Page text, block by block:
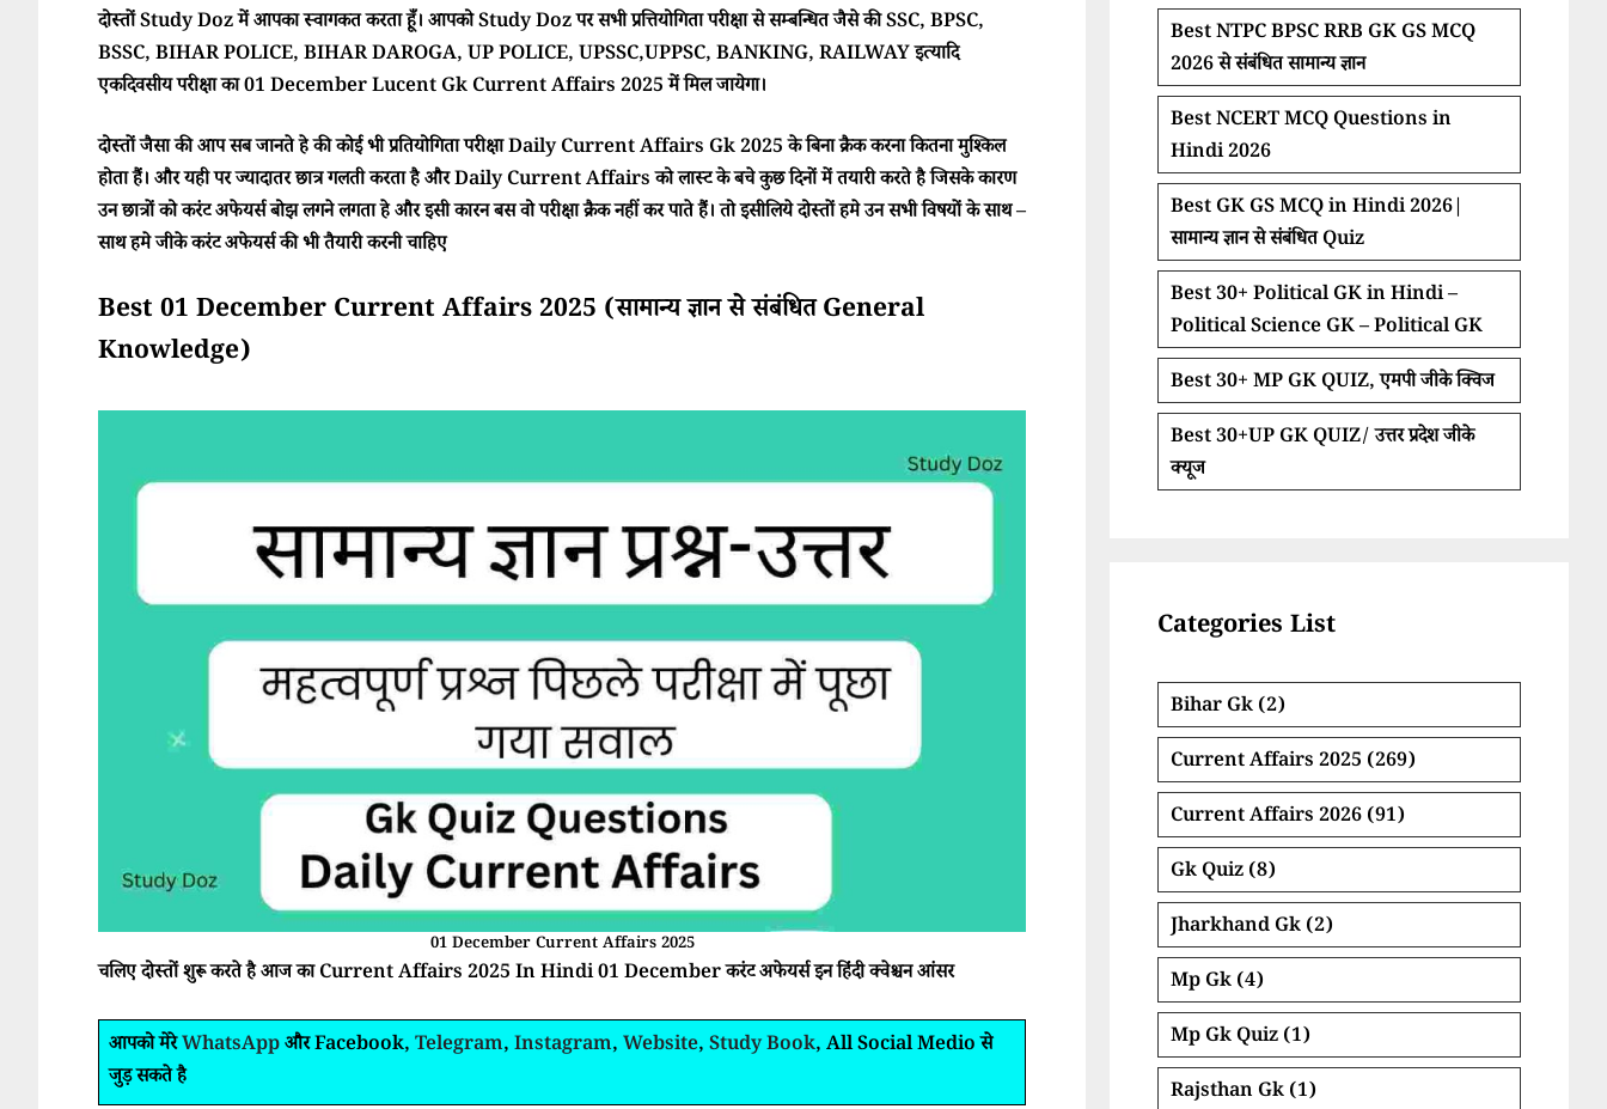
दोस्तों Study Doz में आपका स्वागकत करता हूँ। आपको Study Doz पर सभी प्रत्तियोगिता परीक्षा से सम्बन्धित जैसे की SSC, BPSC,
BSSC, BIHAR POLICE, BIHAR DAROGA, UP POLICE, UPSSC,UPPSC, BANKING, RAILWAY इत्यादि
एकदिवसीय परीक्षा का 01 December Lucent Gk Current Affairs 2025 में मिल जायेगा।
दोस्तों जैसा की आप सब जानते हे की कोई भी प्रतियोगिता परीक्षा Daily Current Affairs Gk 2025 के बिना क्रैक करना कितना मुश्किल
होता हैं। और यही पर ज्यादातर छात्र गलती करता है और Daily Current Affairs को लास्ट के बचे कुछ दिनों में तयारी करते है जिसके कारण
उन छात्रों को करंट अफेयर्स बोझ लगने लगता हे और इसी कारन बस वो परीक्षा क्रैक नहीं कर पाते हैं। तो इसीलिये दोस्तों हमे उन सभी विषयों के साथ –
साथ हमे जीके करंट अफेयर्स की भी तैयारी करनी चाहिए
Best 01 December Current Affairs 2025 (सामान्य ज्ञान से संबंधित General
Knowledge)
01 December Current Affairs 2025
चलिए दोस्तों शुरू करते है आज का Current Affairs 2025 In Hindi 01 December करंट अफेयर्स इन हिंदी क्वेश्चन आंसर
आपको मेरेWhatsAppऔर Facebook, Telegram, Instagram, Website, Study Book, All Social Medio से
जुड़ सकते है
Best NTPC BPSC RRB GK GS MCQ
2026 से संबंधित सामान्य ज्ञान
Best NCERT MCQ Questions in
Hindi 2026
Best GK GS MCQ in Hindi 2026|
सामान्य ज्ञान से संबंधित Quiz
Best 30+ Political GK in Hindi –
Political Science GK – Political GK
Best 30+ MP GK QUIZ, एमपी जीके क्विज
Best 30+UP GK QUIZ/ उत्तर प्रदेश जीके
क्यूज
Categories List
Bihar Gk (2)
Current Affairs 2025 (269)
Current Affairs 2026 (91)
Gk Quiz (8)
Jharkhand Gk (2)
Mp Gk (4)
Mp Gk Quiz (1)
Rajsthan Gk (1)